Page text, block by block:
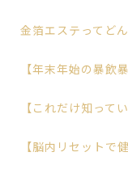
金箔エステってど
【年末年始の暴飲
【これだけ知って
【脳内リセットで